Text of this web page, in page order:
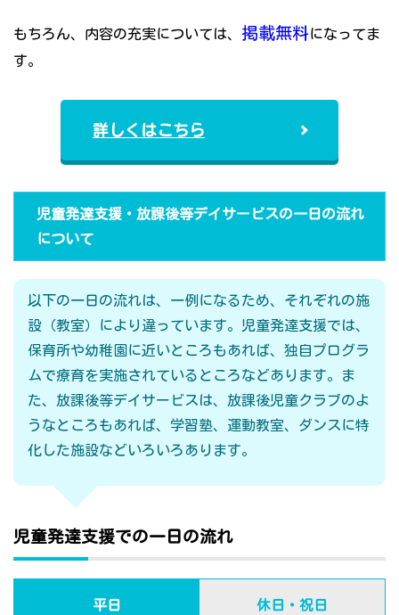
もちろん、内容の充実については、 掲載無料になってま
す。
詳しくはこちら
児童発達支援・放課後等デイサービスの一日の流れ
について
以下の一日の流れは、一例になるため、それぞれの施
設（教室）により違っています。児童発達支援では、
保育所や幼稚園に近いところもあれば、独自プログラ
ムで療育を実施されているところなどあります。ま
た、放課後等デイサービスは、放課後児童クラブのよ
うなところもあれば、学習塾、運動教室、ダンスに特
化した施設などいろいろあります。
児童発達支援での一日の流れ
平日 休日・祝日